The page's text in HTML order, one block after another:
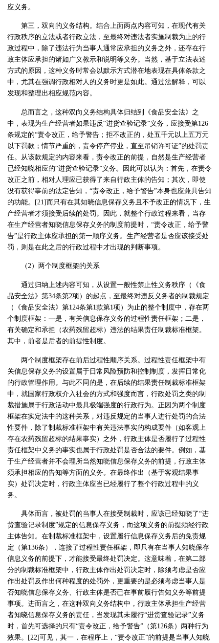
应义务。
第三，双向的义务结构。结合上面两点内容可知，在现代有关
行政秩序的立法或者行政立法，至最终对违法者实施制裁为止的行
政过程中，除了违法行为当事人通常应承担的义务之外，还存在行
政主体应承担的诸如广义教示和说明等义务。当然，基于立法表述
方式的原因，这种义务时常会以默示方式潜在地表现在具体条款之
中，尤其在强调行政相对人的义务时更是如此。通过法解释，可以
发现和整理出相应规范内容。
总而言之，这种双向义务结构具体归结到《食品安全法》之
中，表现为生产经营者如果违反“进货查验记录”义务，应接受第126
条规定的“责令改正，给予警告；拒不改正的，处五千元以上五万元
以下罚款；情节严重的，责令停产停业，直至吊销许可证”的处罚责
任。从该款规定的内容来看，责令改正的前提，自然是生产经营者
已经知晓相应的“进货查验记录”义务。因此可以认为：首先，在责令
改正之前，相对人理应已获得了来自行政主体的告知；其次，即使
没有获得事前的法定告知，“责令改正，给予警告”本身也应兼具告知
的功能。[21]而只有在其知晓信息保存义务且不予改正的情况下，生
产经营者才须接受后续的处罚。因此，就整个行政过程来看，当存
在生产经营者知晓信息保存义务的制度前提时，“责令改正，给予警
告”是行政主体应承担的第一顺序义务。生产经营者是否应该接受处
罚，则是在此之后的行政过程中才出现的判断事项。
（2）两个制度框架的关系
通过归纳上述内容可知，从设置一般性禁止性义务秩序（《食
品安全法》第34条第2项）的起点，至最终对违反义务者的制裁规定
（《食品安全法》第124条第1款第1项）为止的整个制度中，存在两
个制度框架：一是，有关信息保存义务的过程性责任框架；二是，
有关确定和承担（农药残留超标）违法的结果责任制裁标准框架。
其中，前者是后者的前提性制度。
两个制度框架存在前后过程性顺序关系。过程性责任框架中有
关信息保存义务的设置属于日常风险预防和控制制度，发挥日常化
的行政管理作用。与此不同的是，在后续的结果责任制裁标准框架
中，就国家行政权介入社会的方式和强度而言，行政处罚之类的制
裁措施属于行政活动中最具极端强度的行政行为。正因为两个制度
框架在实定法中的这种关系，对违反规定的当事人进行处罚的合法
性要件，除了制裁标准框架中有关违法事实的构成要件（如客观上
存在农药残留超标的结果事实）之外，行政主体是否履行了过程性
责任框架中义务的事实也属于行政处罚是否合法的要件。例如，基
于生产经营者并不会理所当然知晓信息保存义务的前提，行政主体
须承担相应的告知等方面的义务。在最终作出（基于客观结果事
实）处罚决定时，行政主体应当已经履行了整个行政过程中的义
务。
具体而言，被处罚的当事人在接受制裁时，应该已经知晓了“进
货查验记录制度”规定的信息保存义务，而这项义务的前提须经行政
主体告知。在制裁标准框架中，设置履行信息保存义务后的免责规
定（第136条），连接了过程性责任框架，即只有在当事人知晓保存
信息义务的前提下，才能接受最终处罚决定。这意味着，在第二部
分的制裁标准框架中，行政主体作出处罚决定时，除须考虑是否应
作出处罚及作出何种程度的处罚外，更重要的是必须考虑当事人是
否知晓信息保存义务、行政主体是否已在事前履行告知义务等前提
事项。进而言之，在这种双向义务结构中，行政主体承担生产经营
者知晓信息保存义务的责任，当发现其未履行“进货查验记录”义务
时，首先可选择的只有“责令改正，给予警告”（第126条）两种行为
效果。[22]可见，其一，在程序上，“责令改正”的前提是当事人知晓